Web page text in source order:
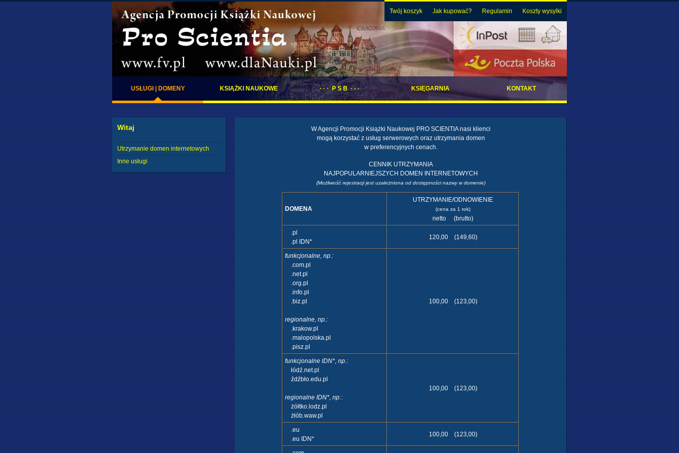
USŁUGI | DOMENY KSIĄŻKI NAUKOWE · · · P S B · · · KSIĘGARNIA KONTAKT
Twój koszyk Jak kupować? Regulamin Koszty wysylki
Witaj
Utrzymanie domen internetowych
Inne usługi
W Agencji Promocji Książki Naukowej PRO SCIENTIA nasi klienci
mogą korzystać z usług serwerowych oraz utrzymania domen
w preferencyjnych cenach.
CENNIK UTRZYMANIA
NAJPOPULARNIEJSZYCH DOMEN INTERNETOWYCH
(Możliwość rejestracji jest uzależniona od dostępności nazwy w domenie)
DOMENA
UTRZYMANIE/ODNOWIENIE
(cena za 1 rok)
netto (brutto)
.pl
.pl IDN*
120,00 (149,60)
funkcjonalne, np.:
.com.pl
.net.pl
.org.pl
.info.pl
.biz.pl
regionalne, np.:
.krakow.pl
.malopolska.pl
.pisz.pl
100,00 (123,00)
funkcjonalne IDN*, np.:
łódź.net.pl
źdźbło.edu.pl
regionalne IDN*, np.:
żółtko.lodz.pl
żłób.waw.pl
100,00 (123,00)
.eu
.eu IDN*
100,00 (123,00)